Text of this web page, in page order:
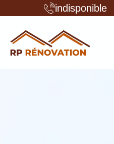
indisponible